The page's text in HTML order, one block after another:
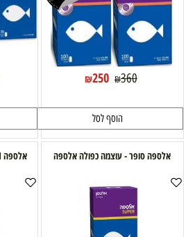
₪360
₪250
הוסף לסל
אלספה סופר - עוצמה כפולה אלספה אלספה MINI כמוסות אומגה 3 אלטמן